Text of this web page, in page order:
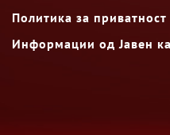
Политика за приватност
Информации од Јавен